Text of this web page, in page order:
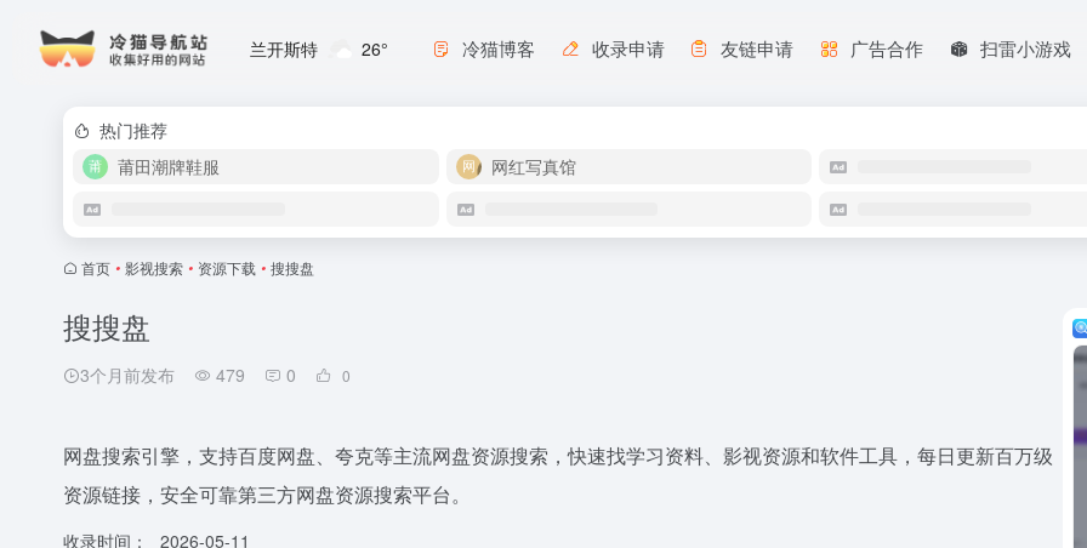
兰开斯特 26° 冷猫博客 收录申请 友链申请 广告合作 扫雷小游戏
热门推荐
莆田潮牌鞋服
网红写真馆
首页 • 影视搜索 • 资源下载 • 搜搜盘
搜搜盘
3个月前发布 479 0 0
网盘搜索引擎，支持百度网盘、夸克等主流网盘资源搜索，快速找学习资料、影视资源和软件工具，每日更新百万级
资源链接，安全可靠第三方网盘资源搜索平台。
收录时间：
2026-05-11